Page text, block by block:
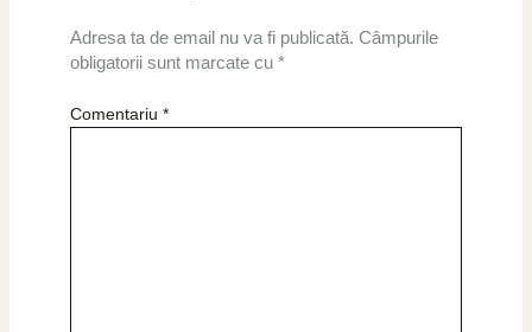
Adresa ta de email nu va fi publicată. Câmpurile
obligatorii sunt marcate cu *
Comentariu *